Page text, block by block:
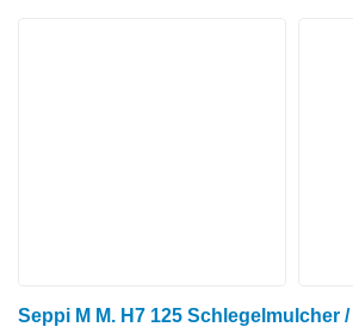
Seppi M M. H7 125 Schlegelmulcher